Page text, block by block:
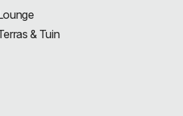
& Tuin